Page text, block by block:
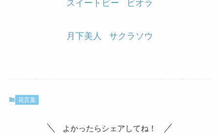
スイートピー ビオラ
月下美人 サクラソウ
花言葉
よかったらシェアしてね！